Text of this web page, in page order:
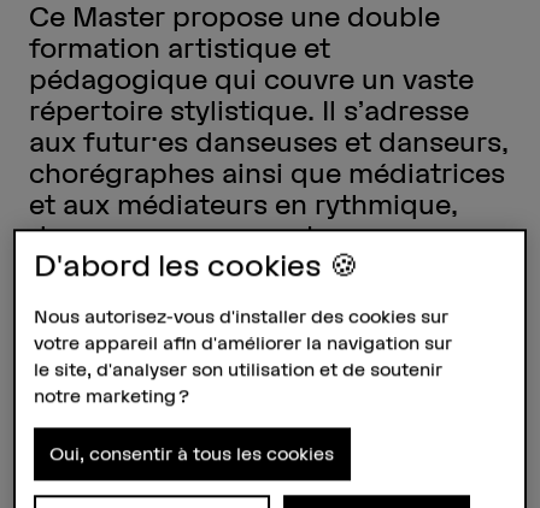
Ce Master propose une double
formation artistique et
pédagogique qui couvre un vaste
répertoire stylistique. Il s’adresse
aux futur·es danseuses et danseurs,
chorégraphes ainsi que médiatrices
et aux médiateurs en rythmique,
danse ou mouvement.
– Jakob-Rosius-Strasse 16, Biel
Projet de diplôme de Master
D'abord les cookies 🍪
Nous autorisez-vous d'installer des cookies sur
votre appareil afin d'améliorer la navigation sur
le site, d'analyser son utilisation et de soutenir
notre marketing ?
Oui, consentir à tous les cookies